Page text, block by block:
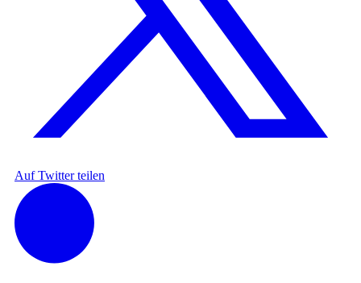
Auf Twitter teilen